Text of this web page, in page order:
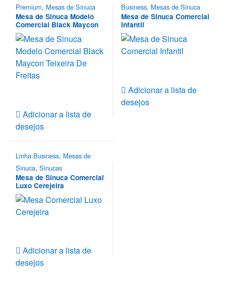
Premium, Mesas de Sinuca
Mesa de Sinuca Modelo
Comercial Black Maycon
Teixeira De Freitas
Adicionar a lista de
desejos
Business, Mesas de Sinuca
Mesa de Sinuca Comercial
Infantil
Adicionar a lista de
desejos
Linha Business, Mesas de
Sinuca, Sinucas
Mesa de Sinuca Comercial
Luxo Cerejeira
Adicionar a lista de
desejos